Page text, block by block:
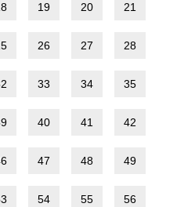
19 20 21
26 27 28
33 34 35
40 41 42
47 48 49
54 55 56